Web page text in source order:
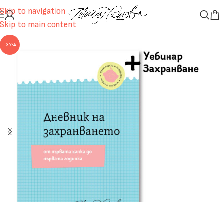
Skip to navigation
Skip to main content
-37%